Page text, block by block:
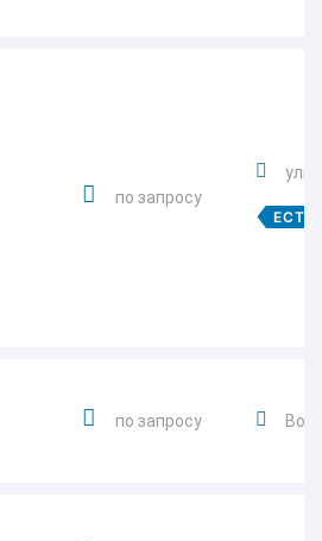
по запросу
ЕСТЬ
по запросу